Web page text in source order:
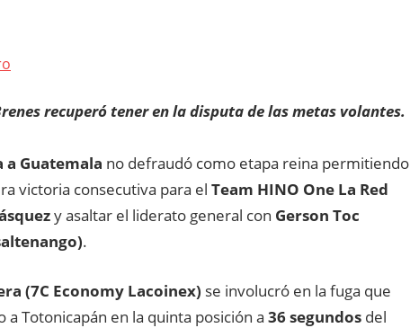
recuperó tener en la disputa de las metas volantes.
a Guatemala no defraudó como etapa reina permitiendo
victoria consecutiva para el Team HINO One La Red
y asaltar el liderato general con Gerson Toc
.
(7C Economy Lacoinex) se involucró en la fuga que
Totonicapán en la quinta posición a 36 segundos del